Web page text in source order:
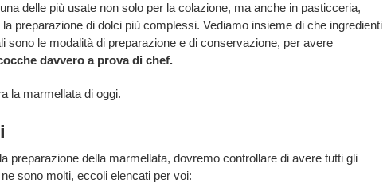
delle più usate non solo per la colazione, ma anche in pasticceria,
preparazione di dolci più complessi. Vediamo insieme di che ingredienti
sono le modalità di preparazione e di conservazione, per avere
davvero a prova di chef.
la marmellata di oggi.
preparazione della marmellata, dovremo controllare di avere tutti gli
sono molti, eccoli elencati per voi: